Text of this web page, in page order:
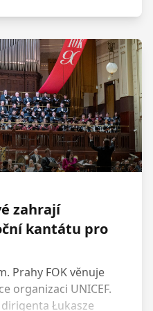
ve Smetanově
zahrají
kantátu pro
Prahy FOK věnuje
organizaci UNICEF.
Łukasze